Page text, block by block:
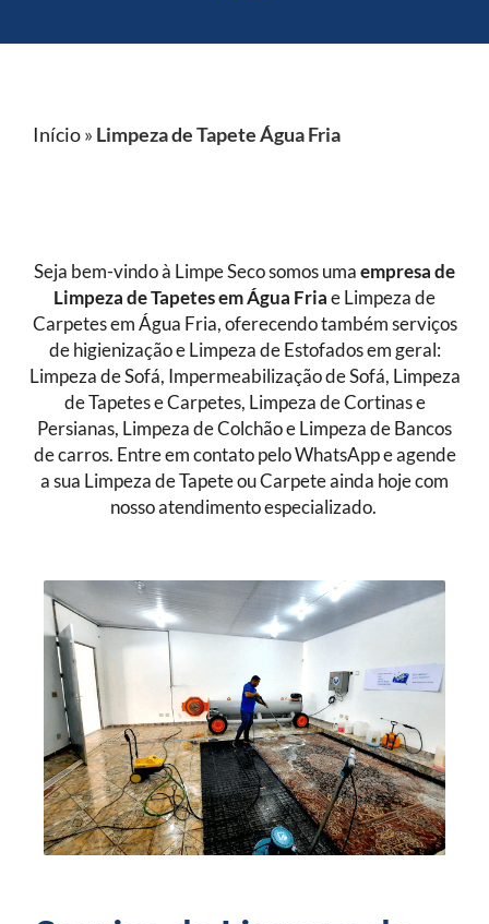
Início» Limpeza de Tapete Água Fria
Seja bem-vindo à Limpe Seco somos uma empresa de
Limpeza de Tapetesem Água Fria e Limpeza de
Carpetes em Água Fria, oferecendo também serviços
de higienização e Limpeza de Estofados em geral:
Limpeza de Sofá, Impermeabilização de Sofá, Limpeza
de Tapetes e Carpetes, Limpeza de Cortinas e
Persianas, Limpeza de Colchão e Limpeza de Bancos
de carros. Entre em contato pelo WhatsApp e agende
a sua Limpeza de Tapete ou Carpete ainda hoje com
nosso atendimento especializado.